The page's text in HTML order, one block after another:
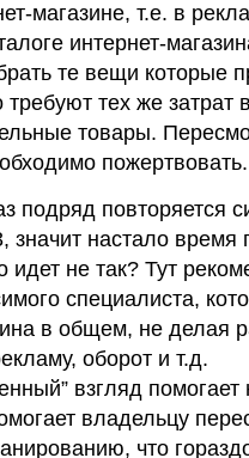
магазине, т.е. в
интернет-
те вещи которые
тех же затрат
товары.
пожертвовать.
подряд повторяется
настало время
идет не так? Тут
специалиста,
в общем, не делая
оборот и т.д.
взгляд помогает
владельцу
что